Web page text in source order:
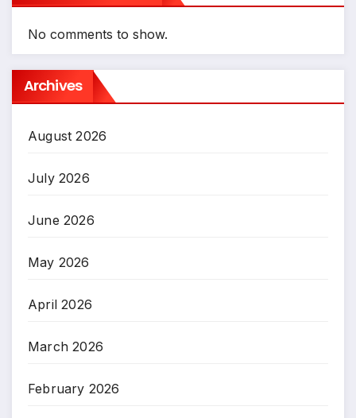
No comments to show.
Archives
August 2026
July 2026
June 2026
May 2026
April 2026
March 2026
February 2026